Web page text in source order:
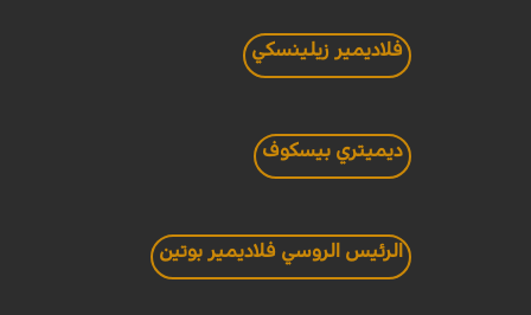
فلاديمير زيلينسكي
ديميتري بيسكوف
الرئيس الروسي فلاديمير بوتين